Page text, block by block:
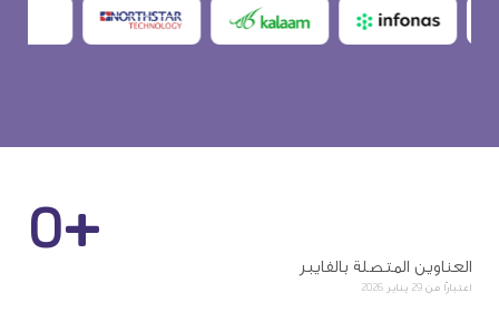
0+ العناوين المتصلة بالفايبر
اعتبارًا من 29 يناير 2026